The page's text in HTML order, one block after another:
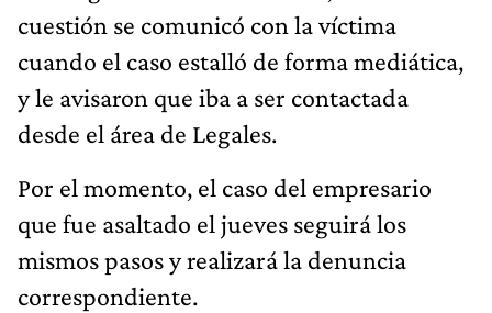
cuestión se comunicó con la víctima
cuando el caso estalló de forma mediática,
y le avisaron que iba a ser contactada
desde el área de Legales.
Por el momento, el caso del empresario
que fue asaltado el jueves seguirá los
mismos pasos y realizará la denuncia
correspondiente.